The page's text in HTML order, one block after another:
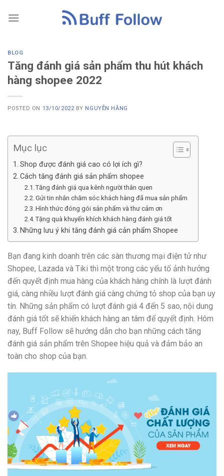
BLOG
Tăng đánh giá sản phẩm thu hút khách
hàng shopee 2022
POSTED ON 13/10/2022 BY NGUYỄN HẰNG
Mục lục
Shop được đánh giá cao có lợi ích gì?
Cách tăng đánh giá sản phẩm shopee
Tăng đánh giá qua kênh người thân quen
Gửi tin nhắn chăm sóc khách hàng đã mua sản phẩm
Hình thức đóng gói sản phẩm và thư cảm ơn
Tặng quà khuyến khích khách hàng đánh giá tốt
Những lưu ý khi tăng đánh giá cản phẩm Shopee
Bạn đang kinh doanh trên các sàn thương mại điện tử như
Shopee, Lazada và Tiki thì một trong các yếu tố ảnh hưởng
đến quyết định mua hàng của khách hàng chính là lượt đánh
giá, càng nhiều lượt đánh giá càng chứng tỏ shop của bạn uy
tín. Những sản phẩm có lượt đánh giá 4 đến 5 sao, nội dung
đánh giá tốt sẽ khiến khách hàng an tâm để quyết định. Hôm
nay, Buff Follow sẽ hướng dẫn cho bạn những cách tăng
đánh giá sản phẩm trên Shopee hiệu quả và đảm bảo an
toàn cho shop của bạn.